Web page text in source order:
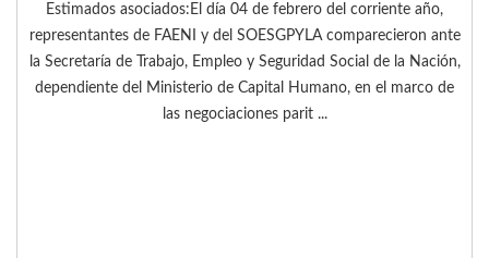
Estimados asociados:El día 04 de febrero del corriente año,
representantes de FAENI y del SOESGPYLA comparecieron ante
la Secretaría de Trabajo, Empleo y Seguridad Social de la Nación,
dependiente del Ministerio de Capital Humano, en el marco de
las negociaciones parit ...